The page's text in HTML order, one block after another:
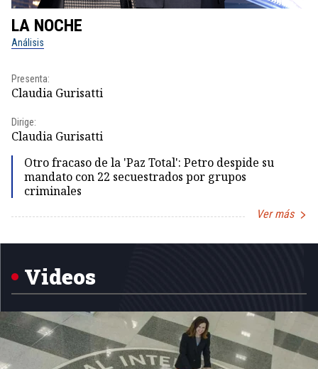
LA NOCHE
Análisis
Presenta:
Claudia Gurisatti
Dirige:
Claudia Gurisatti
Otro fracaso de la 'Paz Total': Petro despide su
mandato con 22 secuestrados por grupos
criminales
Ver más
1
Videos